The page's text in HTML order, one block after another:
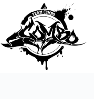
springen